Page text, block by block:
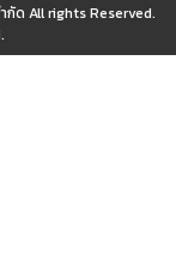
กัด All rights Reserved.